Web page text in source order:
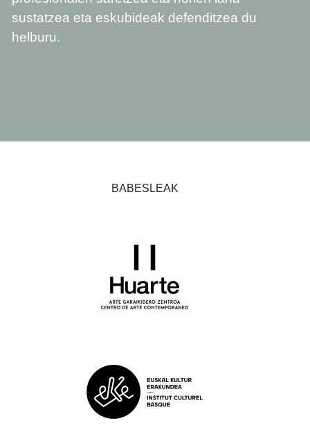
sustatzea eta eskubideak defenditzea du
helburu.
BABESLEAK